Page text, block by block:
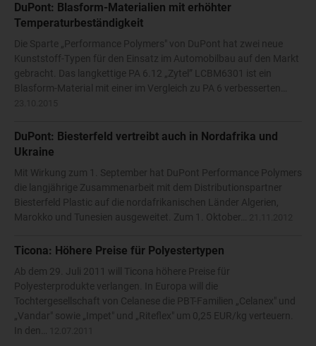
DuPont: Blasform-Materialien mit erhöhter
Temperaturbeständigkeit
Die Sparte „Performance Polymers" von DuPont hat zwei neue
Kunststoff-Typen für den Einsatz im Automobilbau auf den Markt
gebracht. Das langkettige PA 6.12 „Zytel” LCBM6301 ist ein
Blasform-Material mit einer im Vergleich zu PA 6 verbesserten…
DuPont: Biesterfeld vertreibt auch in Nordafrika und
Ukraine
Mit Wirkung zum 1. September hat DuPont Performance Polymers
die langjährige Zusammenarbeit mit dem Distributionspartner
Biesterfeld Plastic auf die nordafrikanischen Länder Algerien,
Marokko und Tunesien ausgeweitet. Zum 1. Oktober…
Ticona: Höhere Preise für Polyestertypen
Ab dem 29. Juli 2011 will Ticona höhere Preise für
Polyesterprodukte verlangen. In Europa will die
Tochtergesellschaft von Celanese die PBT-Familien „Celanex" und
„Vandar" sowie „Impet" und „Riteflex" um 0,25 EUR/kg verteuern.
In den…